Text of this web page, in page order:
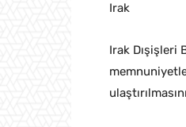
Irak
Irak Dışişleri